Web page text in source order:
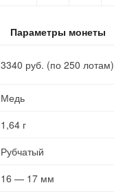
Параметры монеты
3340 руб. (по 250 лотам)
Медь
1,64 г
Рубчатый
16 — 17 мм